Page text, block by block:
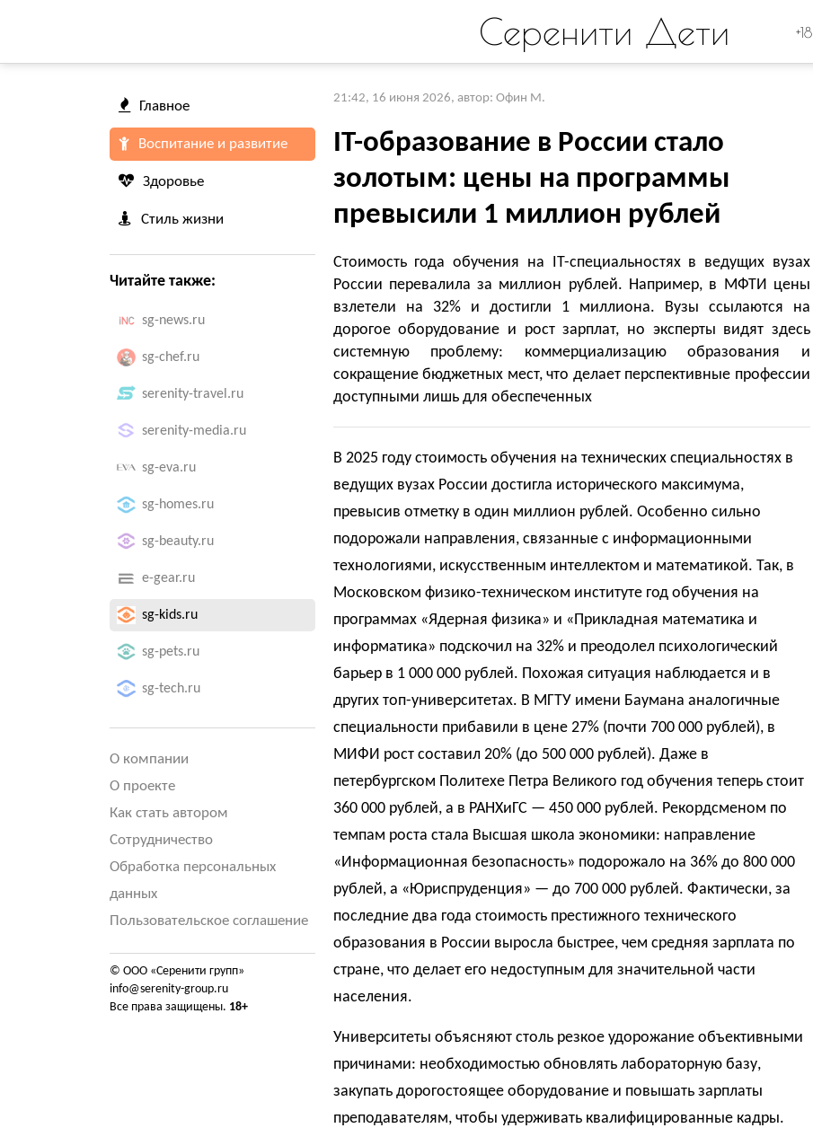
Серенити Дети +18
Главное
Воспитание и развитие
Здоровье
Стиль жизни
Читайте также:
sg-news.ru
sg-chef.ru
serenity-travel.ru
serenity-media.ru
sg-eva.ru
sg-homes.ru
sg-beauty.ru
e-gear.ru
sg-kids.ru
sg-pets.ru
sg-tech.ru
О компании
О проекте
Как стать автором
Сотрудничество
Обработка персональных
данных
Пользовательское соглашение
© ООО «Серенити групп»
info@serenity-group.ru
Все права защищены. 18+
21:42, 16 июня 2026, автор: Офин М.
IT-образование в России стало
золотым: цены на программы
превысили 1 миллион рублей
Стоимость года обучения на IT-специальностях в ведущих вузах
России перевалила за миллион рублей. Например, в МФТИ цены
взлетели на 32% и достигли 1 миллиона. Вузы ссылаются на
дорогое оборудование и рост зарплат, но эксперты видят здесь
системную проблему: коммерциализацию образования и
сокращение бюджетных мест, что делает перспективные профессии
доступными лишь для обеспеченных
В 2025 году стоимость обучения на технических специальностях в
ведущих вузах России достигла исторического максимума,
превысив отметку в один миллион рублей. Особенно сильно
подорожали направления, связанные с информационными
технологиями, искусственным интеллектом и математикой. Так, в
Московском физико-техническом институте год обучения на
программах «Ядерная физика» и «Прикладная математика и
информатика» подскочил на 32% и преодолел психологический
барьер в 1 000 000 рублей. Похожая ситуация наблюдается и в
других топ-университетах. В МГТУ имени Баумана аналогичные
специальности прибавили в цене 27% (почти 700 000 рублей), в
МИФИ рост составил 20% (до 500 000 рублей). Даже в
петербургском Политехе Петра Великого год обучения теперь стоит
360 000 рублей, а в РАНХиГС — 450 000 рублей. Рекордсменом по
темпам роста стала Высшая школа экономики: направление
«Информационная безопасность» подорожало на 36% до 800 000
рублей, а «Юриспруденция» — до 700 000 рублей. Фактически, за
последние два года стоимость престижного технического
образования в России выросла быстрее, чем средняя зарплата по
стране, что делает его недоступным для значительной части
населения.
Университеты объясняют столь резкое удорожание объективными
причинами: необходимостью обновлять лабораторную базу,
закупать дорогостоящее оборудование и повышать зарплаты
преподавателям, чтобы удерживать квалифицированные кадры.